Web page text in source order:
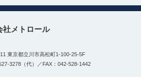
社メトロール
東京都立川市高松町1-100-25-5F
3278（代）／FAX：042-528-1442